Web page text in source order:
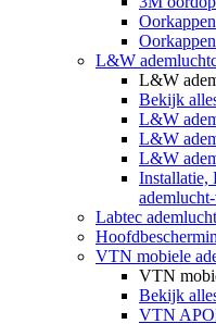
L&W
L&W
Bekijk
L&W
L&W
L&W
Installatie,
Labtec
VTN mobiele
VTN
Bekijk
VTN